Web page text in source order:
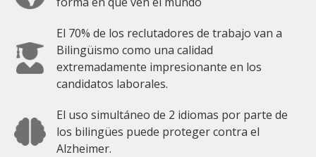
El 70% de los reclutadores de trabajo van a
Bilingüismo como una calidad
extremadamente impresionante en los
candidatos laborales.
El uso simultáneo de 2 idiomas por parte de
los bilingües puede proteger contra el
Alzheimer.